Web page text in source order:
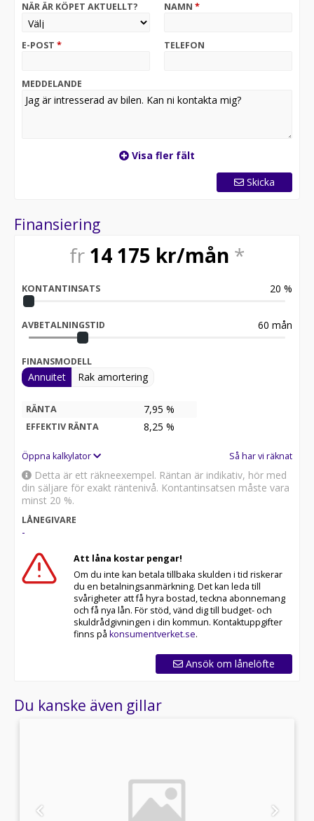
NÄR ÄR KÖPET AKTUELLT? NAMN *
E-POST * TELEFON
MEDDELANDE
Visa fler fält
Skicka
Finansiering
fr 14 175 kr/mån *
KONTANTINSATS 20 %
AVBETALNINGSTID 60 mån
FINANSMODELL
Annuitet Rak amortering
RÄNTA 7,95 %
EFFEKTIV RÄNTA 8,25 %
Öppna kalkylator Så har vi räknat
Detta är ett räkneexempel. Räntan är indikativ, hör med
din säljare för exakt räntenivå. Kontantinsatsen måste vara
minst 20 %.
LÅNEGIVARE
-
Att låna kostar pengar!
Om du inte kan betala tillbaka skulden i tid riskerar
du en betalningsanmärkning. Det kan leda till
svårigheter att få hyra bostad, teckna abonnemang
och få nya lån. För stöd, vänd dig till budget- och
skuldrådgivningen i din kommun. Kontaktuppgifter
finns på konsumentverket.se.
Ansök om lånelöfte
Du kanske även gillar